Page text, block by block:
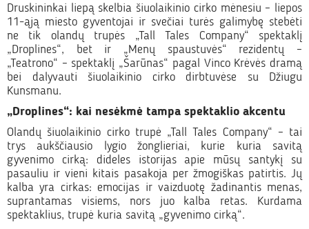
Druskininkai liepą skelbia šiuolaikinio cirko mėnesiu – liepos
11-ąją miesto gyventojai ir svečiai turės galimybę stebėti
ne tik olandų trupės „Tall Tales Company“ spektaklį
„Droplines“, bet ir „Menų spaustuvės“ rezidentų –
„Teatrono“ – spektaklį „Šarūnas“ pagal Vinco Krėvės dramą
bei dalyvauti šiuolaikinio cirko dirbtuvėse su Džiugu
Kunsmanu.
„Droplines“: kai nesėkmė tampa spektaklio akcentu
Olandų šiuolaikinio cirko trupė „Tall Tales Company“ – tai
trys aukščiausio lygio žonglieriai, kurie kuria savitą
gyvenimo cirką: dideles istorijas apie mūsų santykį su
pasauliu ir vieni kitais pasakoja per žmogiškas patirtis. Jų
kalba yra cirkas: emocijas ir vaizduotę žadinantis menas,
suprantamas visiems, nors juo kalba retas. Kurdama
spektaklius, trupė kuria savitą „gyvenimo cirką“.